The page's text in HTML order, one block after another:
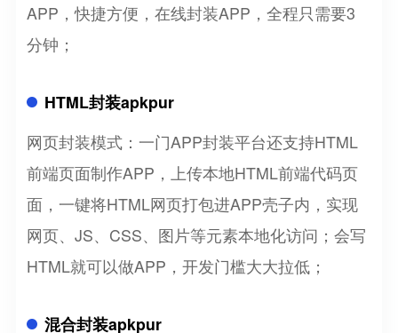
APP，快捷方便，在线封装APP，全程只需要3
分钟；
HTML封装apkpur
网页封装模式：一门APP封装平台还支持HTML
前端页面制作APP，上传本地HTML前端代码页
面，一键将HTML网页打包进APP壳子内，实现
网页、JS、CSS、图片等元素本地化访问；会写
HTML就可以做APP，开发门槛大大拉低；
混合封装apkpur